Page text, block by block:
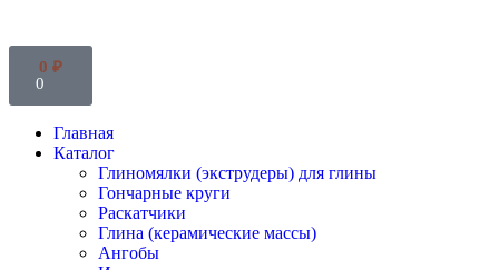
0 ₽
0
Главная
Каталог
Глиномялки (экструдеры) для глины
Гончарные круги
Раскатчики
Глина (керамические массы)
Ангобы